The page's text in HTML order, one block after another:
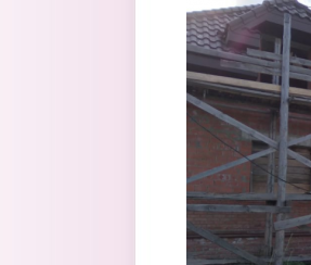
Перейти к основному содержанию